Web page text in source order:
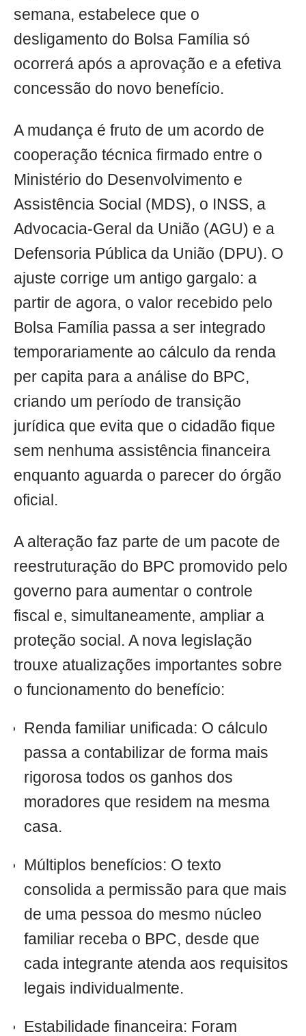
semana, estabelece que o
desligamento do Bolsa Família só
ocorrerá após a aprovação e a efetiva
concessão do novo benefício.
A mudança é fruto de um acordo de
cooperação técnica firmado entre o
Ministério do Desenvolvimento e
Assistência Social (MDS), o INSS, a
Advocacia-Geral da União (AGU) e a
Defensoria Pública da União (DPU). O
ajuste corrige um antigo gargalo: a
partir de agora, o valor recebido pelo
Bolsa Família passa a ser integrado
temporariamente ao cálculo da renda
per capita para a análise do BPC,
criando um período de transição
jurídica que evita que o cidadão fique
sem nenhuma assistência financeira
enquanto aguarda o parecer do órgão
oficial.
A alteração faz parte de um pacote de
reestruturação do BPC promovido pelo
governo para aumentar o controle
fiscal e, simultaneamente, ampliar a
proteção social. A nova legislação
trouxe atualizações importantes sobre
o funcionamento do benefício:
Renda familiar unificada: O cálculo
passa a contabilizar de forma mais
rigorosa todos os ganhos dos
moradores que residem na mesma
casa.
Múltiplos benefícios: O texto
consolida a permissão para que mais
de uma pessoa do mesmo núcleo
familiar receba o BPC, desde que
cada integrante atenda aos requisitos
legais individualmente.
Estabilidade financeira: Foram